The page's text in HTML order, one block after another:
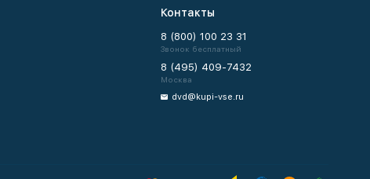
Контакты
8 (800) 100 23 31
Звонок бесплатный
8 (495) 409-7432
Москва
dvd@kupi-vse.ru